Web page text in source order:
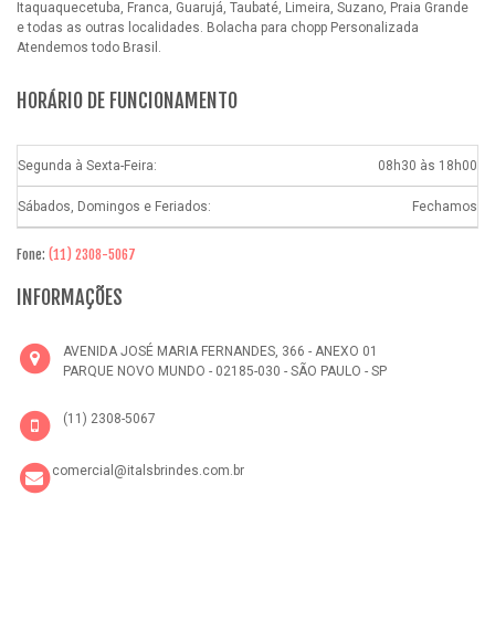
Itaquaquecetuba, Franca, Guarujá, Taubaté, Limeira, Suzano, Praia Grande
e todas as outras localidades. Bolacha para chopp Personalizada
Atendemos todo Brasil.
HORÁRIO DE FUNCIONAMENTO
Segunda à Sexta-Feira: 08h30 às 18h00
Sábados, Domingos e Feriados: Fechamos
Fone: (11) 2308-5067
INFORMAÇÕES
AVENIDA JOSÉ MARIA FERNANDES, 366 - ANEXO 01
PARQUE NOVO MUNDO - 02185-030 - SÃO PAULO - SP
(11) 2308-5067
comercial@italsbrindes.com.br